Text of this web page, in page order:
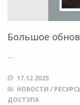
Большое
…
17.12.2025
НОВОСТИ /
ДОСТУПА